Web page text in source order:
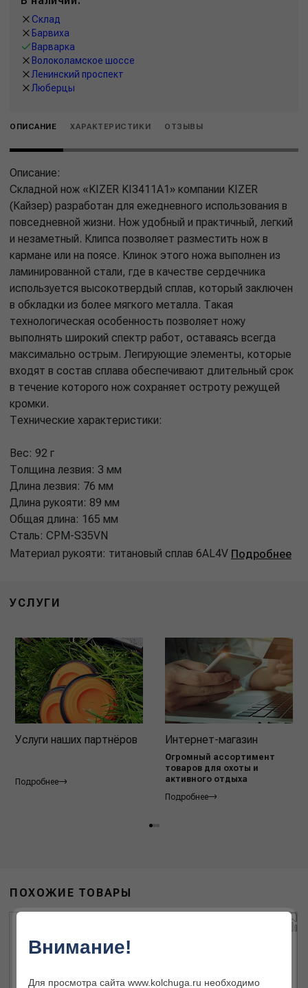
Склад
Барвиха
Варварка
Волоколамское шоссе
Ленинский проспект
Люберцы
ОПИСАНИЕ ХАРАКТЕРИСТИКИ ОТЗЫВЫ
Описание:
Складной нож «KIZER KI3411A1» компании KIZER
(Кайзер) разработан для ежедневного использования в
повседневной жизни. Нож удобный и практичный, легкий
и незаметный. Клипса позволяет разместить нож в
кармане или на поясе. Клинок этого ножа выполнен из
ламинированной стали, где в качестве сердечника
используется высокотвердый сплав, который заключен
в обкладки из более мягкого металла. Такая
технологическая особенность позволяет ножу
выполнять широкий спектр работ, оставаясь всегда
максимально острым. Легирующие элементы, которые
входят в состав сплава обеспечивают длительный срок
в течение которого нож сохраняет остроту режущей
кромки.
Технические характеристики:
Вес: 92 г
Толщина лезвия: 3 мм
Длина лезвия: 76 мм
Длина рукояти: 89 мм
Общая длина: 165 мм
Сталь: CPM-S35VN
Материал рукояти: титановый сплав 6AL4V Подробнее
УСЛУГИ
Услуги наших партнёров
Подробнее
Интернет-магазин
Огромный ассортимент
товаров для охоты и
активного отдыха
Подробнее
ПОХОЖИЕ ТОВАРЫ
Внимание!
Для просмотра сайта www.kolchuga.ru необходимо